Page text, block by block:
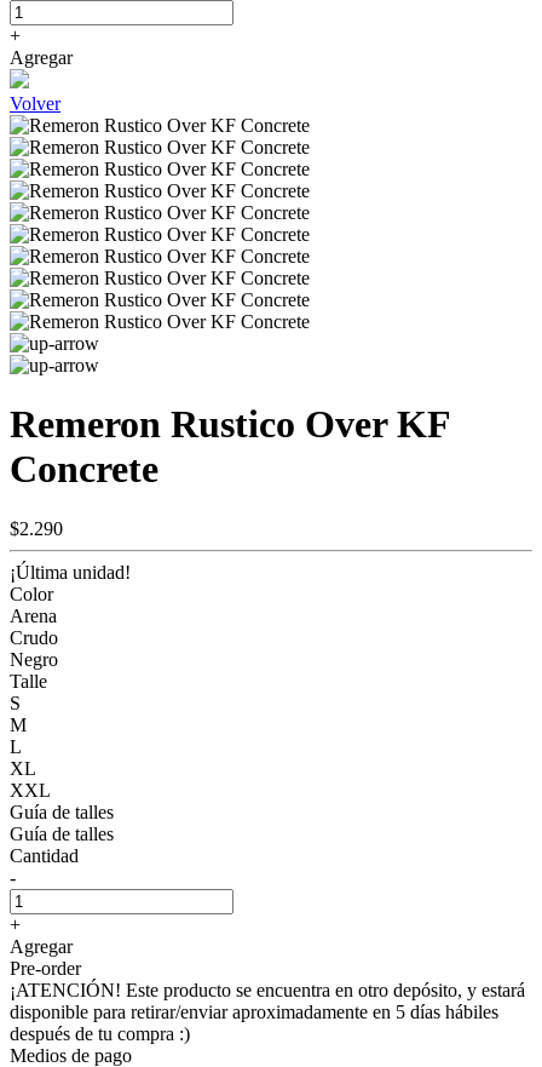
+
Agregar
Volver
Remeron Rustico Over KF
Concrete
$2.290
¡Última unidad!
Color
Arena
Crudo
Negro
Talle
S
M
L
XL
XXL
Guía de talles
Guía de talles
Cantidad
-
+
Agregar
Pre-order
¡ATENCIÓN! Este producto se encuentra en otro depósito, y estará
disponible para retirar/enviar aproximadamente en 5 días hábiles
después de tu compra :)
Medios de pago